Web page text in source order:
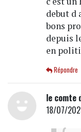
debut d
bons
depuis
en
Répondre
le comte
18/07/